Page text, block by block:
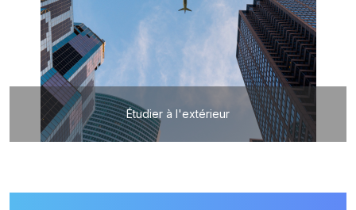
Étudier à l'extérieur